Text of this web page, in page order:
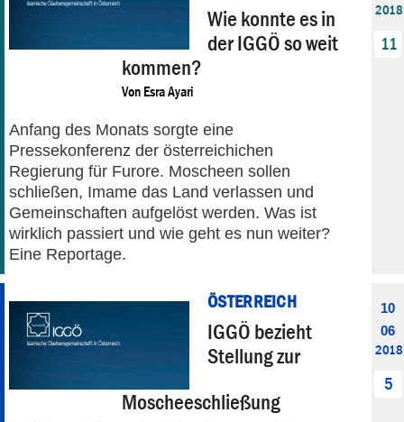
Wie konnte es in
der IGGÖ so weit
kommen?
Von Esra Ayari
Anfang des Monats sorgte eine
Pressekonferenz der österreichichen
Regierung für Furore. Moscheen sollen
schließen, Imame das Land verlassen und
Gemeinschaften aufgelöst werden. Was ist
wirklich passiert und wie geht es nun weiter?
Eine Reportage.
2018
11
ÖSTERREICH
IGGÖ bezieht
Stellung zur
Moscheeschließung
10
06
2018
5